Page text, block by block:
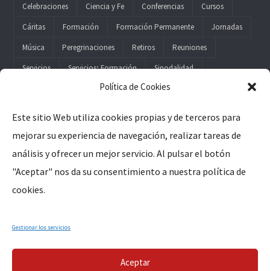
Política de Cookies
Este sitio Web utiliza cookies propias y de terceros para
mejorar su experiencia de navegación, realizar tareas de
análisis y ofrecer un mejor servicio. Al pulsar el botón
"Aceptar" nos da su consentimiento a nuestra política de
cookies.
Gestionar los servicios
Aceptar
Celebraciones
Ciencia y Fe Conferencias
Cursos
Cáritas
Formación Formación Permanente
Jornadas
Música
Peregrinaciones Retiros
Reuniones
Servicios
Servicios; Formación Sinodalidad
Legal
Aviso Legal
Política de Privacidad